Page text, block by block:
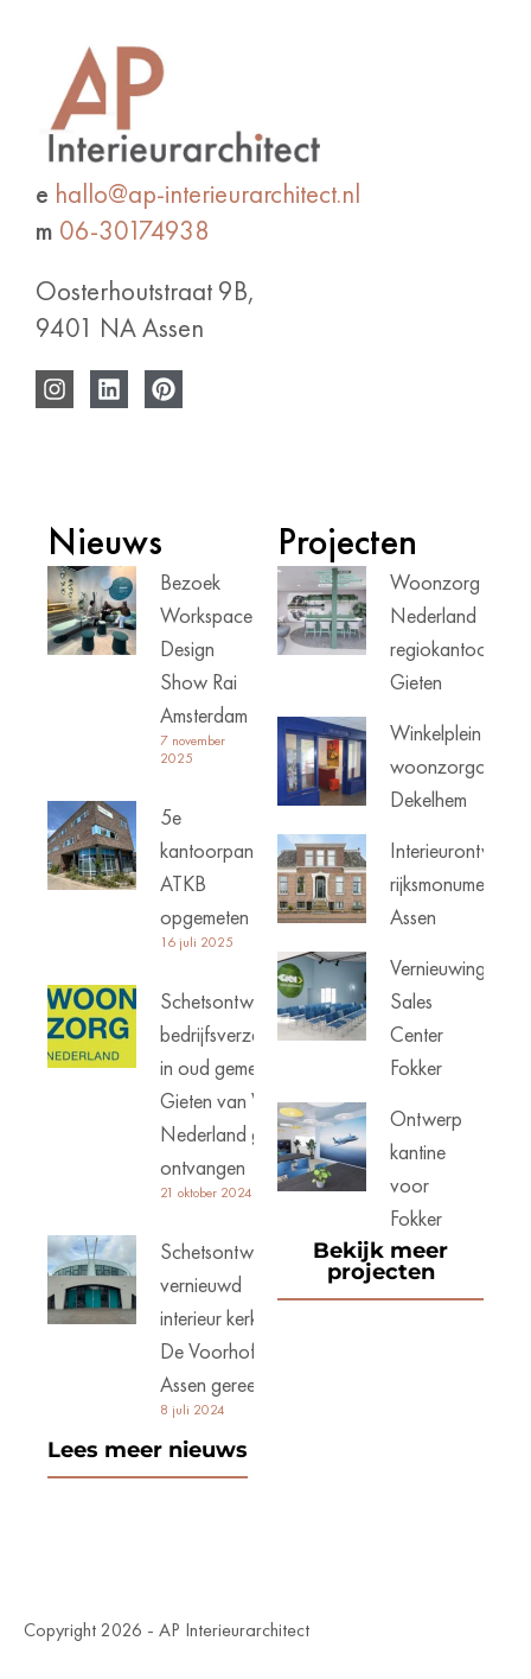
e hallo@ap-interieurarchitect.nl
m 06-30174938
Oosterhoutstraat 9B,
9401 NA Assen
Nieuws
Bezoek
Workspace
Design
Show Rai
Amsterdam
7 november
2025
5e
kantoorpand
ATKB
opgemeten
16 juli 2025
Schetsontwerp
bedrijfsverzamelgebouw
in oud gemeentehuis
Gieten van Woonzorg
Nederland goed
ontvangen
21 oktober 2024
Schetsontwerp
vernieuwd
interieur kerk
De Voorhof
Assen gereed
8 juli 2024
Lees meer nieuws
Projecten
Woonzorg
Nederland
regiokantoor
Gieten
Winkelplein
Dekelhem
Interieurontwerp
rijksmonument
Assen
Vernieuwing
Sales
Center
Fokker
Ontwerp
kantine
voor
Fokker
Bekijk meer
projecten
Copyright 2026 - AP Interieurarchitect